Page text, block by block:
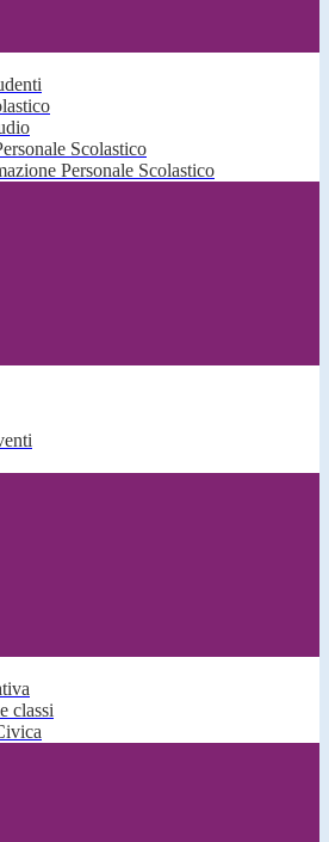
Scolastico
Personale Scolastico
classi